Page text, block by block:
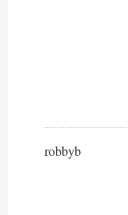
robbyb